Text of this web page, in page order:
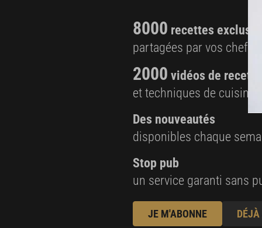
8000 recettes
partagées par vos chefs
2000 vidéos de recettes
et techniques de cuisine
Des nouveautés
disponibles chaque
Stop pub
un service garanti sans
JE M'ABONNE